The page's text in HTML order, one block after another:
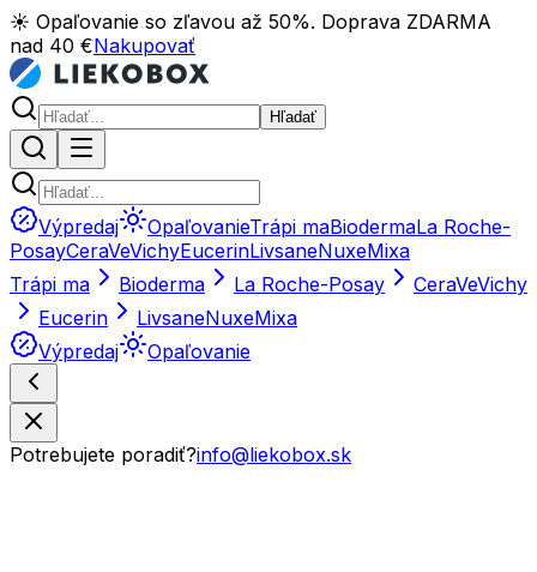
☀️ Opaľovanie so zľavou až 50%. Doprava ZDARMA
nad 40 €Nakupovať
Hľadať
Výpredaj OpaľovanieTrápi maBiodermaLa Roche-
PosayCeraVeVichyEucerinLivsaneNuxeMixa
Trápi ma
Bioderma La Roche-Posay CeraVeVichy
Eucerin
LivsaneNuxeMixa
Výpredaj
Opaľovanie
Potrebujete poradiť?info@liekobox.sk